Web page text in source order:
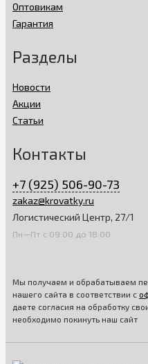
Оптовикам
Гарантия
Разделы
Новости
Акции
Статьи
Контакты
+7 (925) 506-90-73
zakaz@krovatky.ru
Логистический Центр, 27/1
Пн—Пт с 09:00 до 18:00
Мы получаем и обрабатываем
нашего сайта в соответствии с
даете согласия на обработку
необходимо покинуть наш сайт